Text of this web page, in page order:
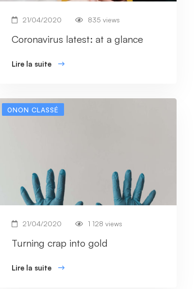
21/04/2020 835 views
Coronavirus latest: at a glance
Lire la suite
0NON CLASSÉ
21/04/2020 1 128 views
Turning crap into gold
Lire la suite